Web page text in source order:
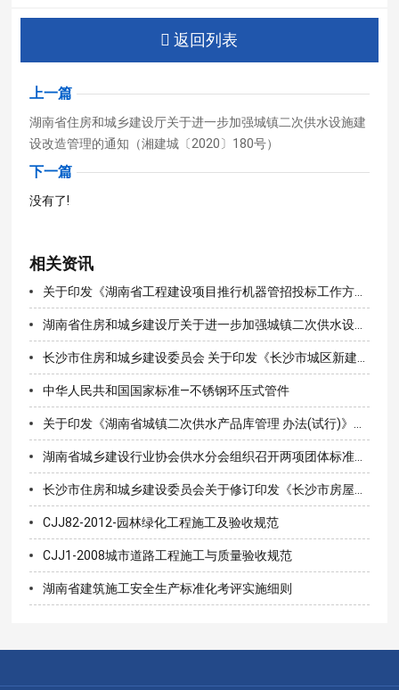
返回列表
上一篇
湖南省住房和城乡建设厅关于进一步加强城镇二次供水设施建
设改造管理的通知（湘建城〔2020〕180号）
下一篇
没有了!
相关资讯
中华人民共和国国家标准—不锈钢环压式管件
CJJ82-2012-园林绿化工程施工及验收规范
CJJ1-2008城市道路工程施工与质量验收规范
湖南省建筑施工安全生产标准化考评实施细则